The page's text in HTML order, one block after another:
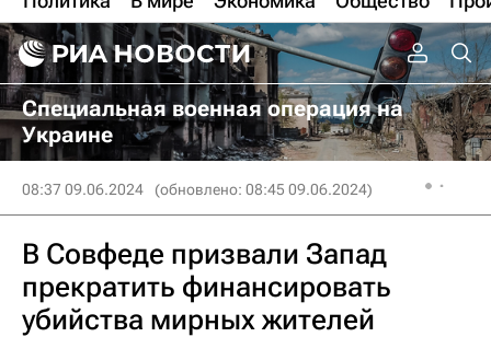
Специальная военная операция на
Украине
08:37 09.06.2024 (обновлено: 08:45 09.06.2024)
В Совфеде призвали Запад
прекратить финансировать
убийства мирных жителей